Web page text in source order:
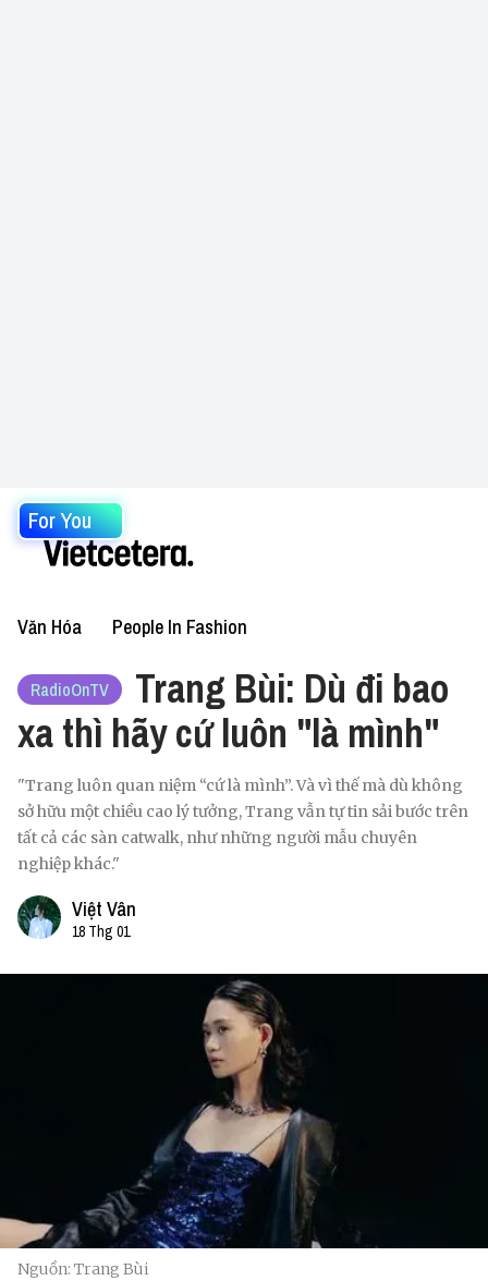
For You
Văn Hóa People In Fashion
RadioOnTV
Trang Bùi: Dù đi bao
xa thì hãy cứ luôn "là mình"
"Trang luôn quan niệm “cứ là mình”. Và vì thế mà dù không
sở hữu một chiều cao lý tưởng, Trang vẫn tự tin sải bước trên
tất cả các sàn catwalk, như những người mẫu chuyên
nghiệp khác."
Việt Vân
18 Thg 01
Nguồn: Trang Bùi